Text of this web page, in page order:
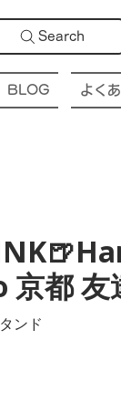
Search
BLOG よく
都 友
ンド